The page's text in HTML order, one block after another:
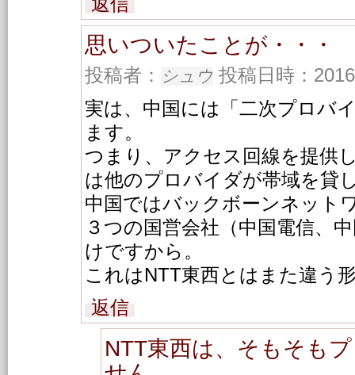
思いついたことが・・・
投稿者： シュウ 投稿日時：
実は、中国には「二次プロバ
ます。
つまり、アクセス回線を提供
は他のプロバイダが帯域を貸
中国ではバックボーンネット
３つの国営会社（中国電信、
けですから。
これはNTT東西とはまた違う
返信
NTT東西は、そもそも